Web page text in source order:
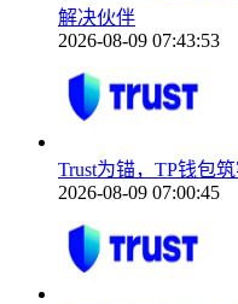
解决伙伴
2026-08-09 07:43:53
Trust为锚，TP钱包
2026-08-09 07:00:45